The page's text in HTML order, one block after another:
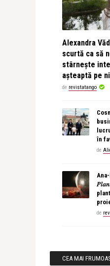
Alexandra
scurtă ca să
stârnește
așteaptă pe
de revistatango
în
de
de
CEA MAI